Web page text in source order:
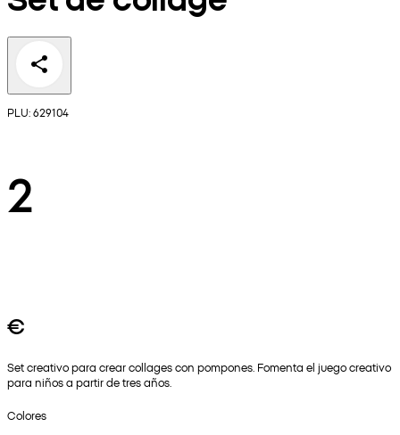
PLU: 629104
2
€
Set creativo para crear collages con pompones. Fomenta el juego creativo
para niños a partir de tres años.
Colores